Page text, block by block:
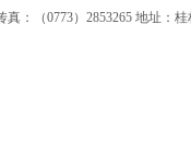
真：（0773）2853265 地址